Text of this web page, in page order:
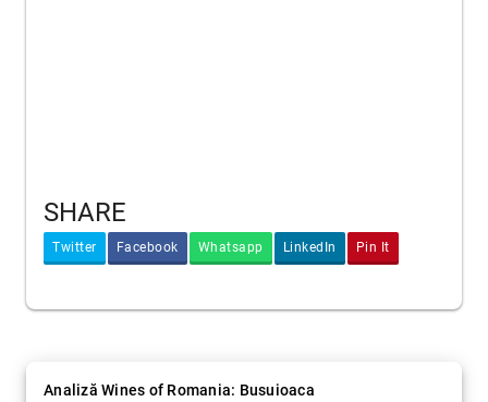
SHARE
Twitter Facebook Whatsapp LinkedIn Pin It
Analiză Wines of Romania: Busuioaca